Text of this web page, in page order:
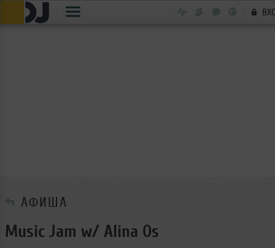
АФИША
Music Jam w/ Alina Os